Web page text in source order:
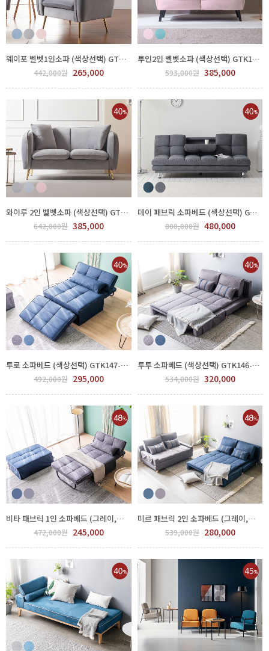
웨이포 벨벳1인소파 (색상선택) GTK159-001
442,000원 265,000
투인2인 벨벳소파 (색상선택) GTK120-001
593,000원 385,000
와이루 2인 벨벳소파 (색상선택) GTK121-001
642,000원 385,000
데이 패브릭 소파베드 (색상선택) GTY 179-001
800,000원 480,000
투로 소파베드 (색상선택) GTK147-001
492,000원 295,000
투투 소파베드 (색상선택) GTK146-001
534,000원 320,000
비타 패브릭 1인 소파베드 (그레이,블루) GZN 550-328
472,000원 245,000
미르 패브릭 2인 소파베드 (그레이,블루) GZN 550-327
539,000원 280,000